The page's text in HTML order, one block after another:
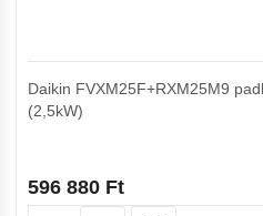
Daikin FVXM25F+RXM25M9
(2,5kW)
596 880 Ft